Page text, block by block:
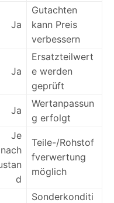
Ja
Gutachten
kann Preis
verbessern
Ja
Ersatzteilwert
e werden
geprüft
Ja
Wertanpassun
g erfolgt
Je
nach
d
Teile-/Rohstof
fverwertung
möglich
Sonderkonditi